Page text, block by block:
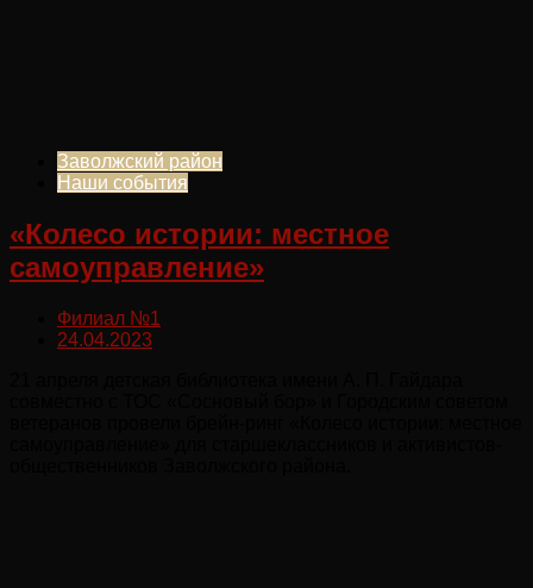
Заволжский район
Наши события
«Колесо истории: местное
самоуправление»
Филиал №1
24.04.2023